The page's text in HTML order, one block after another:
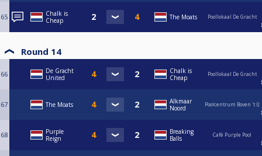
65
Chalk is
Cheap
The Moats Poollokaal De Gracht
Round 14
66
De Gracht
United
Chalk is
Cheap
Poollokaal De Gracht
67 The Moats
Alkmaar
Noord
Poolcentrum Boven 't IJ
68
Purple
Reign
Breaking
Balls
Café Purple Pool